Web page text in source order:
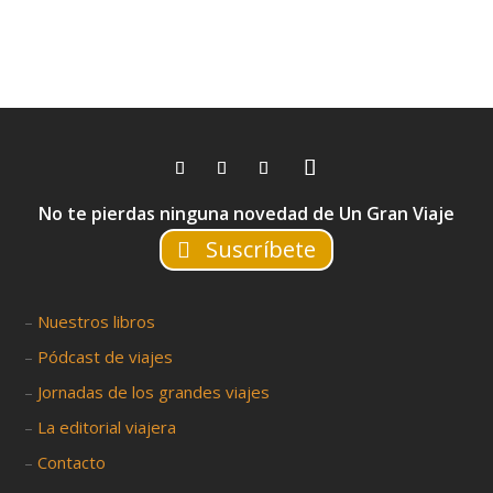
No te pierdas ninguna novedad de Un Gran Viaje
Suscríbete
– Nuestros libros
– Pódcast de viajes
– Jornadas de los grandes viajes
– La editorial viajera
–Contacto